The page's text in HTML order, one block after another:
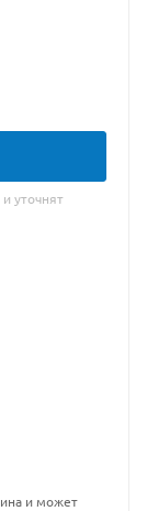
уточнят
и может